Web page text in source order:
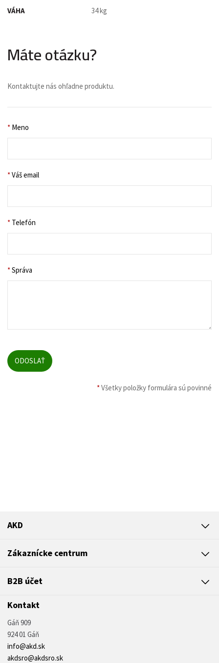
VÁHA 34 kg
Máte otázku?
Kontaktujte nás ohľadne produktu.
* Meno
*Váš email
* Telefón
*Správa
*Všetky položky formulára sú povinné
AKD
Zákaznícke centrum
B2B účet
Kontakt
Gáň 909
924 01 Gáň
info@akd.sk
akdsro@akdsro.sk